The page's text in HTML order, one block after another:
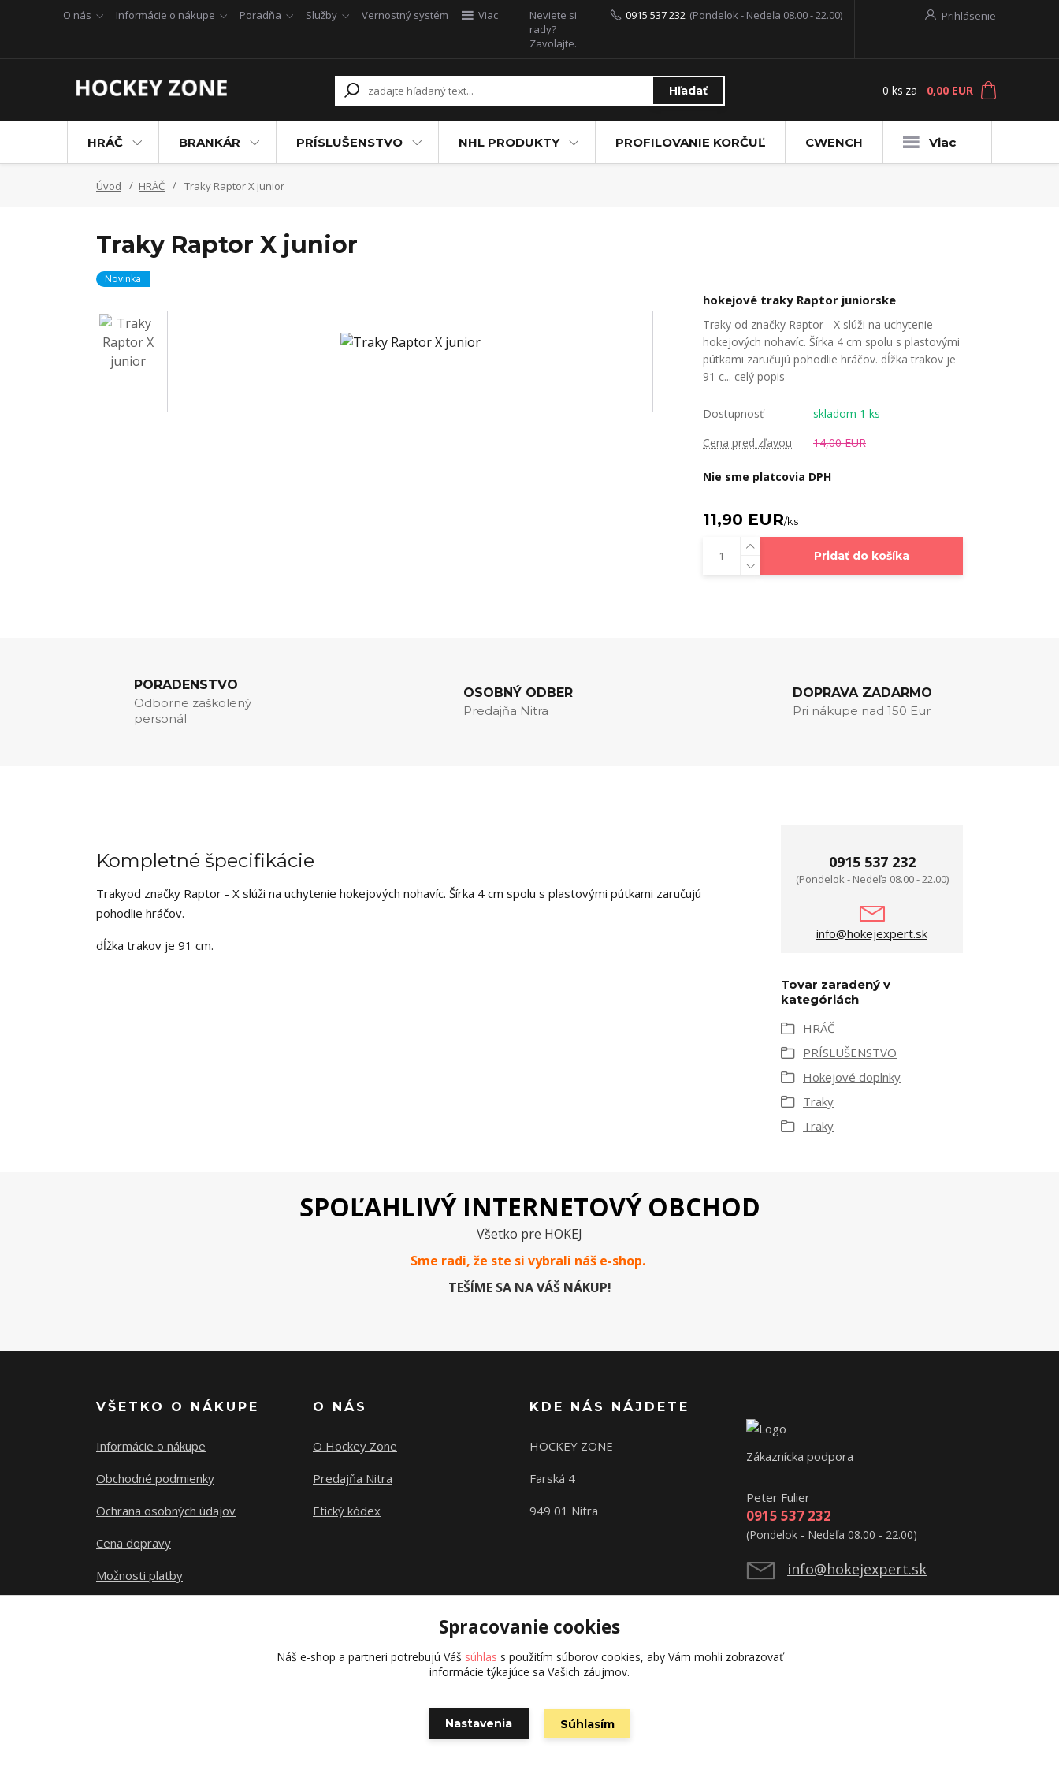
O nás Informácie o nákupe Poradňa Služby Vernostný systém Viac Prihlásenie
Hľadať
Neviete si
rady?
Zavolajte.
0915 537 232 (Pondelok - Nedeľa 08.00 - 22.00)
0 ks za 0,00 EUR
HRÁČ BRANKÁR PRÍSLUŠENSTVO NHL PRODUKTY PROFILOVANIE KORČUĽ CWENCH Viac
Úvod HRÁČ Traky Raptor X junior
Traky Raptor X junior
Novinka
hokejové traky Raptor juniorske
Traky od značky Raptor - X slúži na uchytenie
hokejových nohavíc. Šírka 4 cm spolu s plastovými
pútkami zaručujú pohodlie hráčov. dĺžka trakov je
91 c... celý popis
Dostupnosť
skladom 1 ks
Cena pred zľavou
14,00 EUR
Nie sme platcovia DPH
11,90 EUR/ks
Pridať do košíka
PORADENSTVO
Odborne zaškolený
personál
OSOBNÝ ODBER
Predajňa Nitra
DOPRAVA ZADARMO
Pri nákupe nad 150 Eur
Kompletné špecifikácie
Trakyod značky Raptor - X slúži na uchytenie hokejových nohavíc. Šírka 4 cm spolu s plastovými pútkami zaručujú
pohodlie hráčov.
dĺžka trakov je 91 cm.
0915 537 232
(Pondelok - Nedeľa 08.00 - 22.00)
info@hokejexpert.sk
Tovar zaradený v
kategóriách
HRÁČ
PRÍSLUŠENSTVO
Hokejové doplnky
Traky
Traky
SPOĽAHLIVÝ INTERNETOVÝ OBCHOD
Všetko pre HOKEJ
Sme radi, že ste si vybrali náš e-shop.
TEŠÍME SA NA VÁŠ NÁKUP!
VŠETKO O NÁKUPE
Informácie o nákupe
Obchodné podmienky
Ochrana osobných údajov
Cena dopravy
Možnosti platby
O NÁS
O Hockey Zone
Predajňa Nitra
Etický kódex
KDE NÁS NÁJDETE
HOCKEY ZONE
Farská 4
949 01 Nitra
Zákaznícka podpora
Peter Fulier
0915 537 232
(Pondelok - Nedeľa 08.00 - 22.00)
info@hokejexpert.sk
Copyright © 2015 hokejexpert.sk
Vytvorené na
Spracovanie cookies
Náš e-shop a partneri potrebujú Váš súhlas s použitím súborov cookies, aby Vám mohli zobrazovať
informácie týkajúce sa Vašich záujmov.
Nastavenia Súhlasím